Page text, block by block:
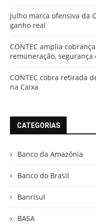
Julho marca ofensiva da
ganho real
CONTEC amplia
remuneração, segurança
CONTEC cobra retirada
na Caixa
CATEGORIAS
Banco da Amazônia
Banco do Brasil
Banrisul
BASA